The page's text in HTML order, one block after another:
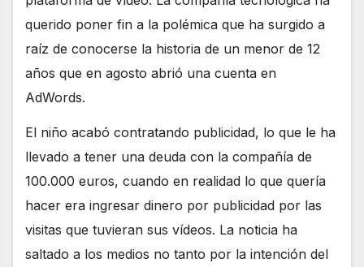
querido poner fin a la polémica que ha surgido a
raíz de conocerse la historia de un menor de 12
años que en agosto abrió una cuenta en
AdWords.
El niño acabó contratando publicidad, lo que le ha
llevado a tener una deuda con la compañía de
100.000 euros, cuando en realidad lo que quería
hacer era ingresar dinero por publicidad por las
visitas que tuvieran sus vídeos. La noticia ha
saltado a los medios no tanto por la intención del